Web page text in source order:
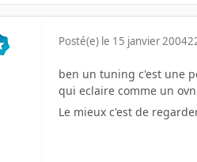
Posté(e) le 15 janvier 2004
ben un tuning c'est une
qui eclaire comme un
Le mieux c'est de